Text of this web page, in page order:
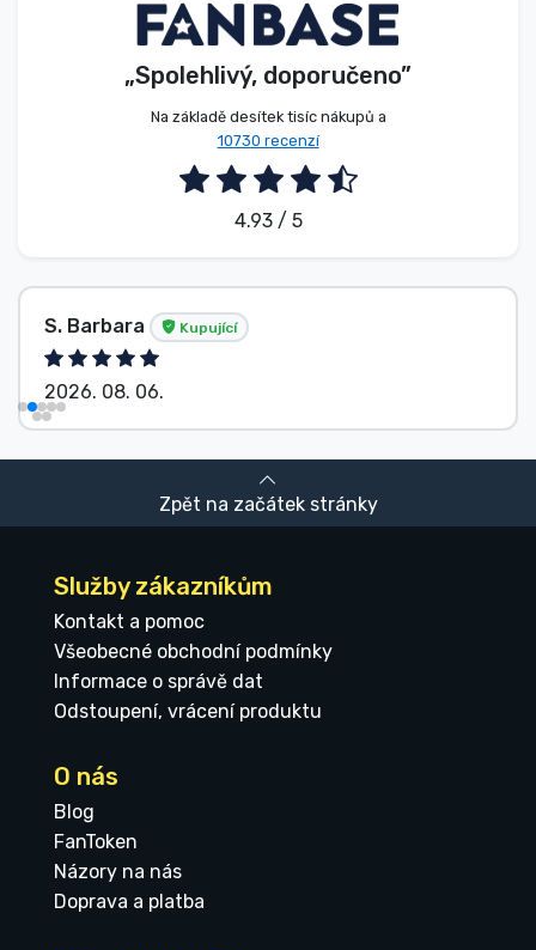
„Spolehlivý, doporučeno”
Na základě desítek tisíc nákupů a
10730 recenzí
4.93 / 5
S. Barbara Kupující
2026. 08. 06.
Zpět na začátek stránky
Služby zákazníkům
Kontakt a pomoc
Všeobecné obchodní podmínky
Informace o správě dat
Odstoupení, vrácení produktu
O nás
Blog
FanToken
Názory na nás
Doprava a platba